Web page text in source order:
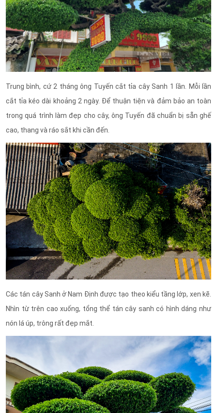
Trung bình, cứ 2 tháng ông Tuyến cắt tỉa cây Sanh 1 lần. Mỗi lần
cắt tỉa kéo dài khoảng 2 ngày. Để thuận tiện và đảm bảo an toàn
trong quá trình làm đẹp cho cây, ông Tuyến đã chuẩn bị sẵn ghế
cao, thang và ráo sắt khi cần đến.
Các tán cây Sanh ở Nam Định được tạo theo kiểu tầng lớp, xen kẽ.
Nhìn từ trên cao xuống, tổng thể tán cây sanh có hình dáng như
nón lá úp, trông rất đẹp mắt.